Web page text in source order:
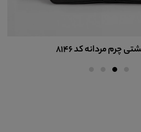
چرم مردانه 7186